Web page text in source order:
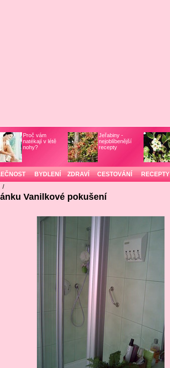
Proč vám
natékají v létě
nohy?
Jeřabiny -
nejoblíbenější
recepty
BYDLENÍ ZDRAVÍ CESTOVÁNÍ RECEPTY
/
Vanilkové pokušení